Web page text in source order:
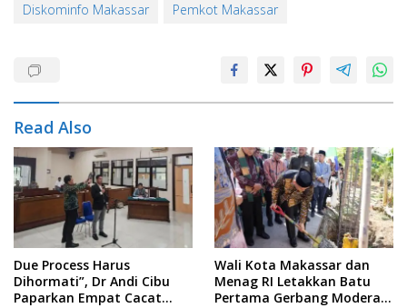
Diskominfo Makassar Pemkot Makassar
Read Also
Due Process Harus
Dihormati”, Dr Andi Cibu
Paparkan Empat Cacat
Wali Kota Makassar dan
Menag RI Letakkan Batu
Pertama Gerbang Moderasi